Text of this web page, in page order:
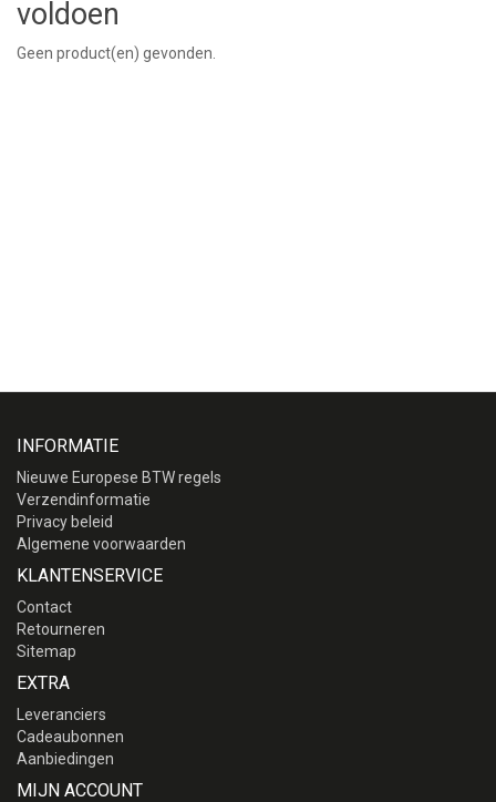
voldoen
Geen product(en) gevonden.
INFORMATIE
Nieuwe Europese BTW regels
Verzendinformatie
Privacy beleid
Algemene voorwaarden
KLANTENSERVICE
Contact
Retourneren
Sitemap
EXTRA
Leveranciers
Cadeaubonnen
Aanbiedingen
MIJN ACCOUNT